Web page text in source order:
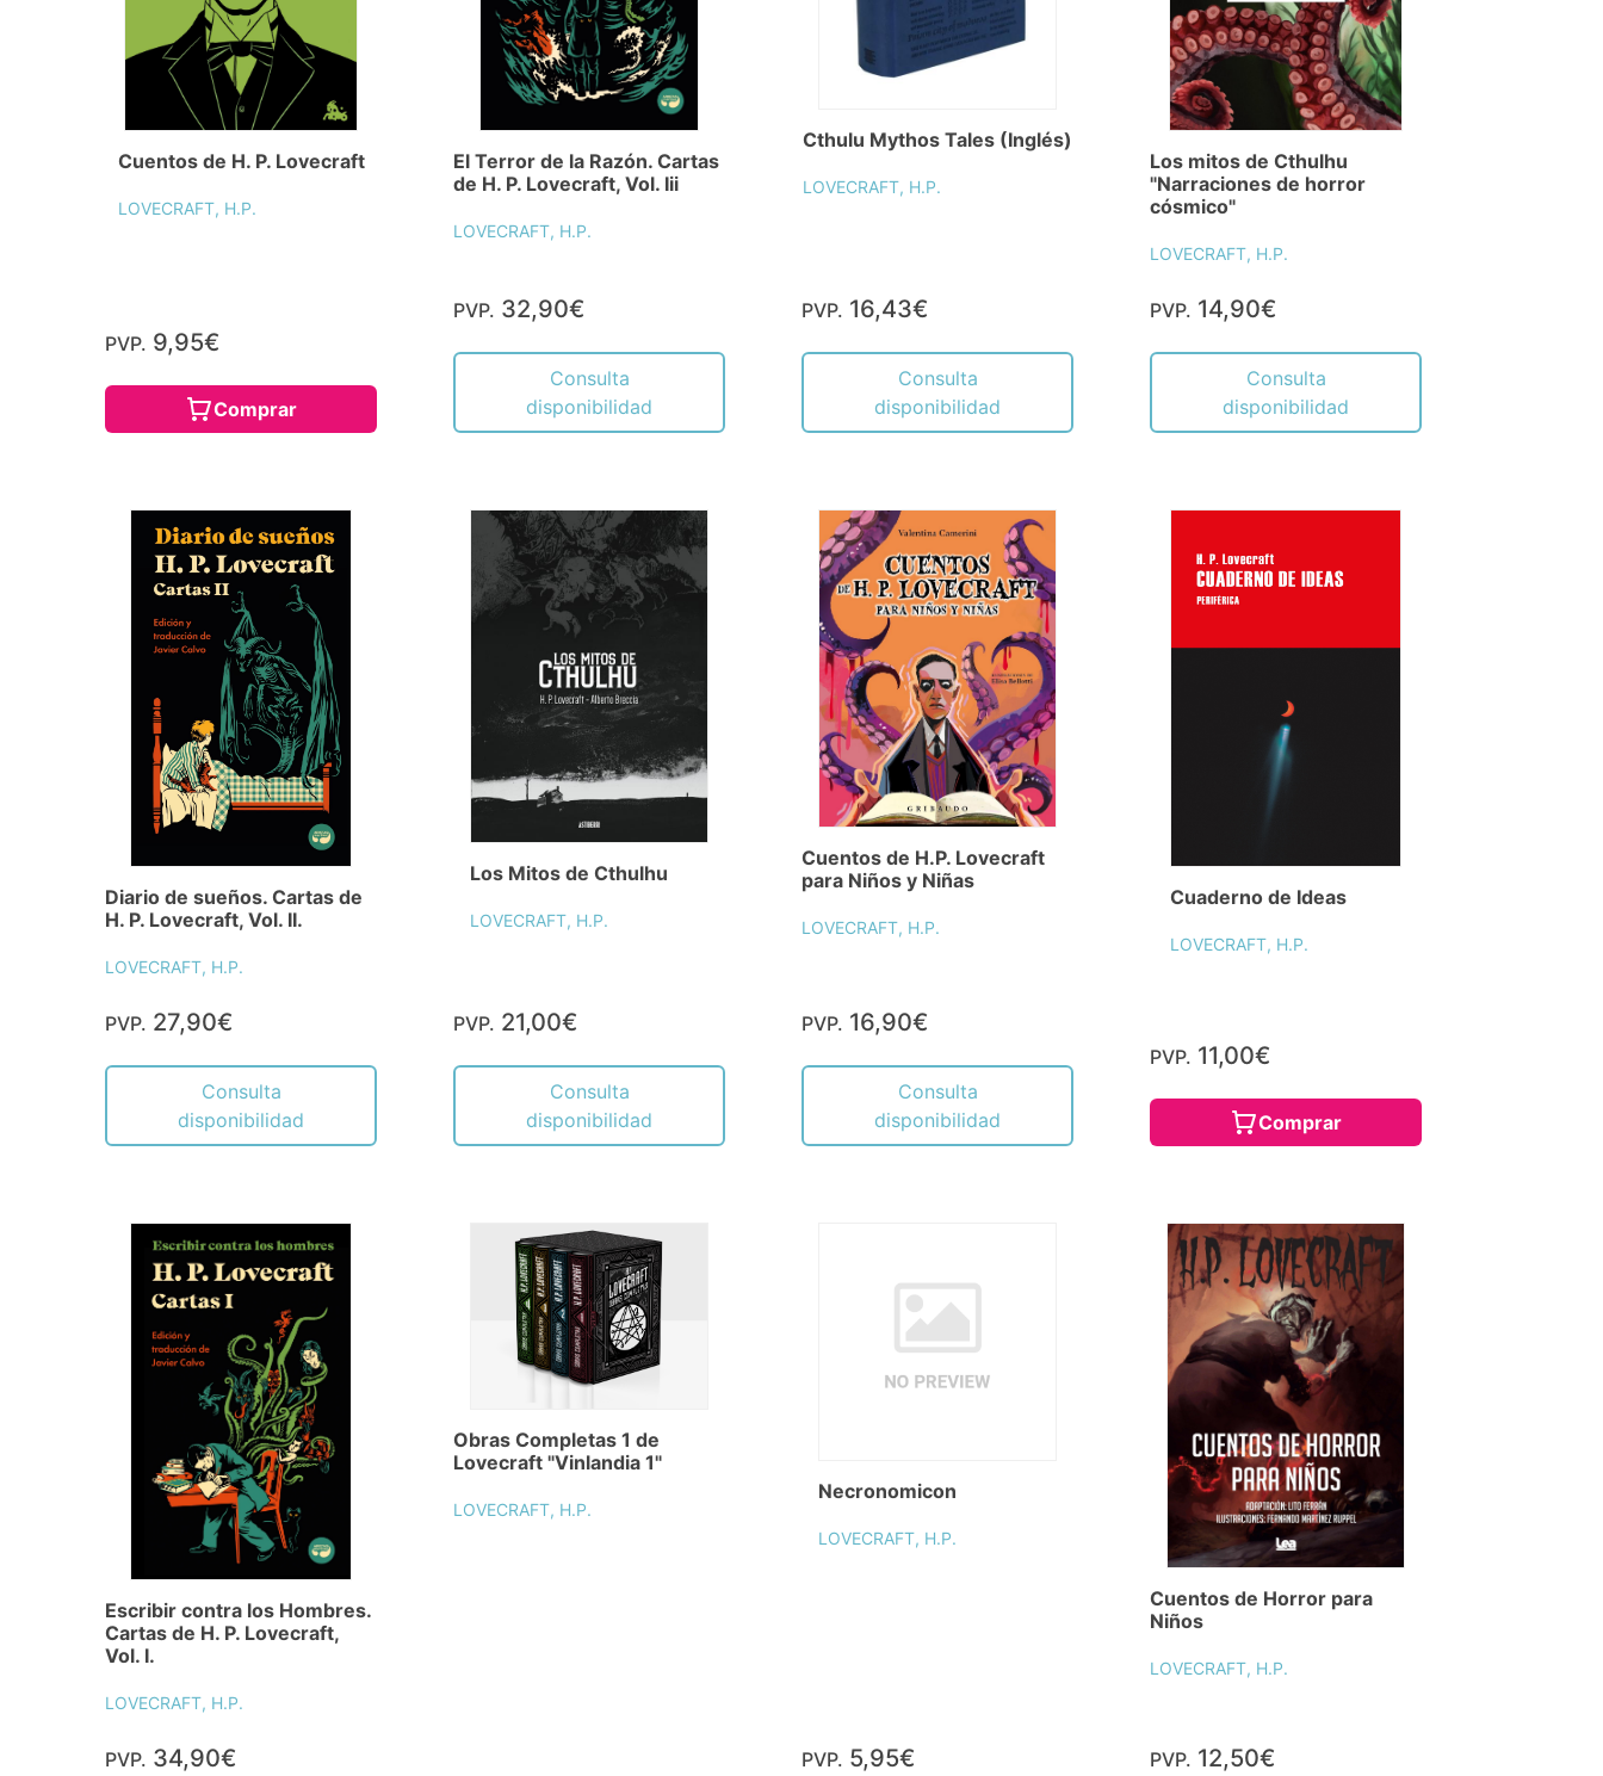
Cuentos de H. P. Lovecraft
LOVECRAFT, H.P.
PVP. 9,95€
Comprar
El Terror de la Razón. Cartas
de H. P. Lovecraft, Vol. Iii
LOVECRAFT, H.P.
PVP. 32,90€
Consulta
disponibilidad
Cthulu Mythos Tales (Inglés)
LOVECRAFT, H.P.
PVP. 16,43€
Consulta
disponibilidad
Los mitos de Cthulhu
"Narraciones de horror
cósmico"
LOVECRAFT, H.P.
PVP. 14,90€
Consulta
disponibilidad
Diario de sueños. Cartas de
H. P. Lovecraft, Vol. II.
LOVECRAFT, H.P.
PVP. 27,90€
Consulta
disponibilidad
Los Mitos de Cthulhu
LOVECRAFT, H.P.
PVP. 21,00€
Consulta
disponibilidad
Cuentos de H.P. Lovecraft
para Niños y Niñas
LOVECRAFT, H.P.
PVP. 16,90€
Consulta
disponibilidad
Cuaderno de Ideas
LOVECRAFT, H.P.
PVP. 11,00€
Comprar
Escribir contra los Hombres.
Cartas de H. P. Lovecraft,
Vol. I.
LOVECRAFT, H.P.
PVP. 34,90€
Obras Completas 1 de
Lovecraft "Vinlandia 1"
LOVECRAFT, H.P.
Necronomicon
LOVECRAFT, H.P.
PVP. 5,95€
Cuentos de Horror para
Niños
LOVECRAFT, H.P.
PVP. 12,50€